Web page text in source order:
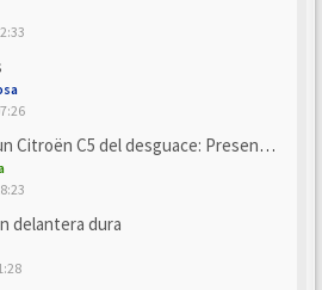
C5 del desguace: Presentación y seguimiento
delantera dura